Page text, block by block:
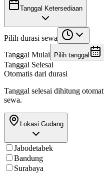
Tanggal Ketersediaan
Pilih durasi sewa
Tanggal Mulai
Pilih tanggal
Tanggal Selesai
Otomatis dari durasi
Tanggal selesai dihitung
sewa.
Lokasi Gudang
Jabodetabek
Bandung
Surabaya